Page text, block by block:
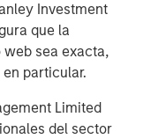
Investment
que la
sea exacta,
particular.
Limited
del sector
and Stock